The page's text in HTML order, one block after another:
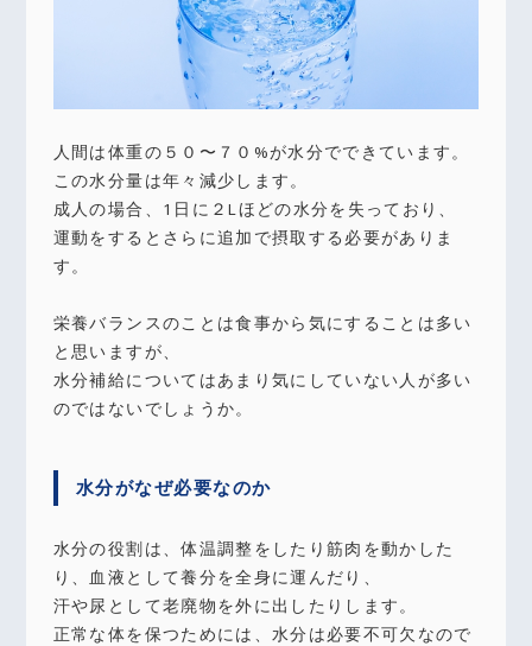
人間は体重の５０〜７０%が水分でできています。
この水分量は年々減少します。
成人の場合、1日に２Lほどの水分を失っており、
運動をするとさらに追加で摂取する必要がありま
す。
栄養バランスのことは食事から気にすることは多い
と思いますが、
水分補給についてはあまり気にしていない人が多い
のではないでしょうか。
水分がなぜ必要なのか
水分の役割は、体温調整をしたり筋肉を動かした
り、血液として養分を全身に運んだり、
汗や尿として老廃物を外に出したりします。
正常な体を保つためには、水分は必要不可欠なので